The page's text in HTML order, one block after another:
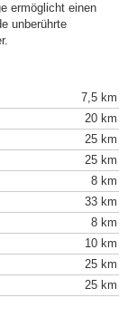
ermöglicht einen
unberührte
7,5 km
20 km
25 km
25 km
8 km
33 km
8 km
10 km
25 km
25 km